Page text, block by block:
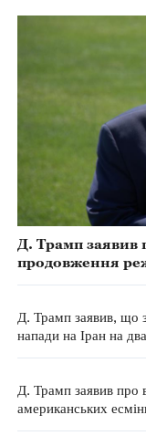
Д. Трамп заявив
продовження
Д. Трамп заявив, що
напади на Іран на
Д. Трамп заявив про
американських